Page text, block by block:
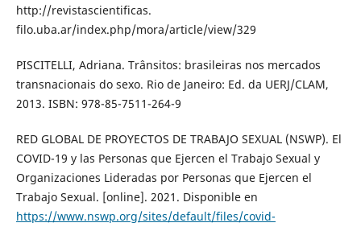
http://revistascientificas.
filo.uba.ar/index.php/mora/article/view/329
PISCITELLI, Adriana. Trânsitos: brasileiras nos mercados
transnacionais do sexo. Rio de Janeiro: Ed. da UERJ/CLAM,
2013. ISBN: 978-85-7511-264-9
RED GLOBAL DE PROYECTOS DE TRABAJO SEXUAL (NSWP). El
COVID-19 y las Personas que Ejercen el Trabajo Sexual y
Organizaciones Lideradas por Personas que Ejercen el
Trabajo Sexual. [online]. 2021. Disponible en
https://www.nswp.org/sites/default/files/covid-